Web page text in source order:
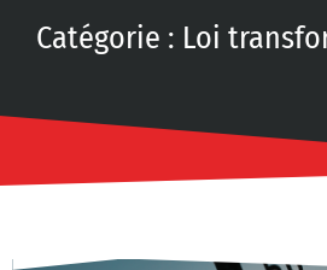
Catégorie : Loi